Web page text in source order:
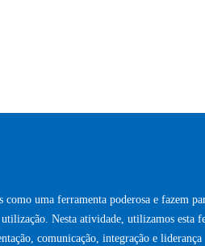
como uma ferramenta poderosa e fazem
Nesta atividade, utilizamos esta
comunicação, integração e liderança